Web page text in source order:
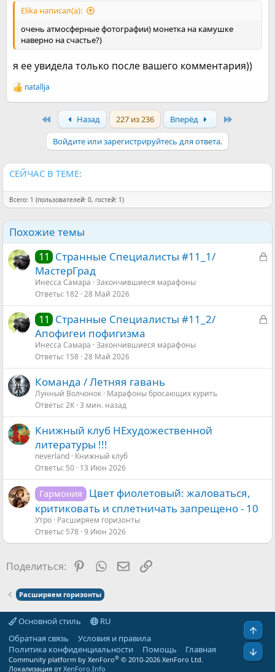
Elika написал(а):
очень атмосферные фотографии) монетка на камушке
наверно на счастье?)
я ее увидела только после вашего комментария))
Р
е
natallja
Назад 227 из 236 Вперёд
Войдите или зарегистрируйтесь для ответа.
СЕЙЧАС В ТЕМЕ:
Всего: 1 (пользователей: 0, гостей: 1)
Похожие темы
З
ы
т
11 Странные Специалисты #11_1/
МастерГрад
Инесса Самара Закончившиеся марафоны
Ответы 182 28 Май 2026
З
ы
11 Странные Специалисты #11_2/
Апофигеи пофигизма
Инесса Самара Закончившиеся марафоны
Ответы 158 28 Май 2026
Команда / Летняя гавань
Лунный Волчонок Марафоны бросающих курить
Ответы 2K 3 мин. назад
Книжный клуб НЕхудожественной
литературы !!!
neverland Книжный клуб
Ответы 50 13 Июн 2026
Гармония
Цвет фиолетовый: жаловаться,
критиковать и сплетничать запрещено - 10
Утро Расширяем горизонты
Ответы 578 9 Июн 2026
Поделиться: Pinterest
WhatsAppЭлектронная почта
Ссылка
Расширяем горизонты
Основной стиль
RU
Обратная связь
Условия и правила
Политика конфиденциальности
Помощь Главная
Community platform by XenForo® © 2010-2026 XenForo Ltd.
Локализация от XenForo.Info